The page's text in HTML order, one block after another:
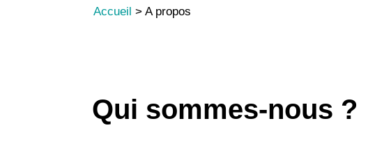
Accueil >A propos
Qui sommes-nous ?